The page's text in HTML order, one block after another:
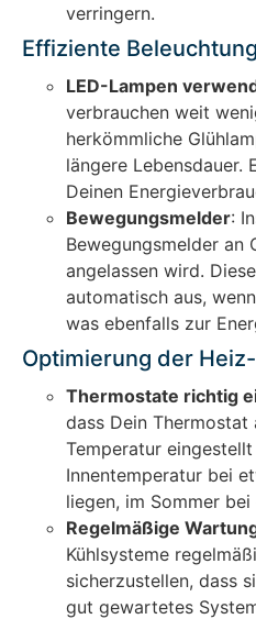
verringern.
Effiziente Beleuchtung
LED-Lampen
verbrauchen weit
herkömmliche
längere Lebensdauer.
Deinen
Bewegungsmelder:
Bewegungsmelder
angelassen wird.
automatisch aus,
was ebenfalls zur
Optimierung der
Thermostate richtig
dass Dein
Temperatur
Innentemperatur bei
liegen, im Sommer
Regelmäßige
Kühlsysteme
sicherzustellen, dass
gut gewartetes